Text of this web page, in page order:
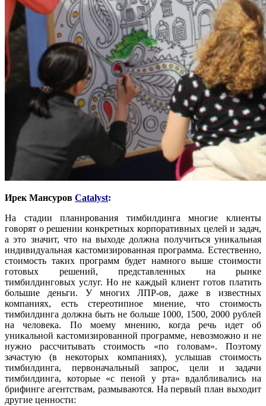
Ирек Мансуров Catalyst:
На стадии планирования тимбилдинга многие клиенты
говорят о решении конкретных корпоративных целей и задач,
а это значит, что на выходе должна получиться уникальная
индивидуальная кастомизированная программа. Естественно,
стоимость таких программ будет намного выше стоимости
готовых решений, представленных на рынке
тимбилдинговых услуг. Но не каждый клиент готов платить
большие деньги. У многих ЛПР-ов, даже в известных
компаниях, есть стереотипное мнение, что стоимость
тимбилдинга должна быть не больше 1000, 1500, 2000 рублей
на человека. По моему мнению, когда речь идет об
уникальной кастомизированной программе, невозможно и не
нужно рассчитывать стоимость «по головам». Поэтому
зачастую (в некоторых компаниях), услышав стоимость
тимбилдинга, первоначальный запрос, цели и задачи
тимбилдинга, которые «с пеной у рта» вдалбливались на
брифинге агентствам, размываются. На первый план выходит
другие ценности: